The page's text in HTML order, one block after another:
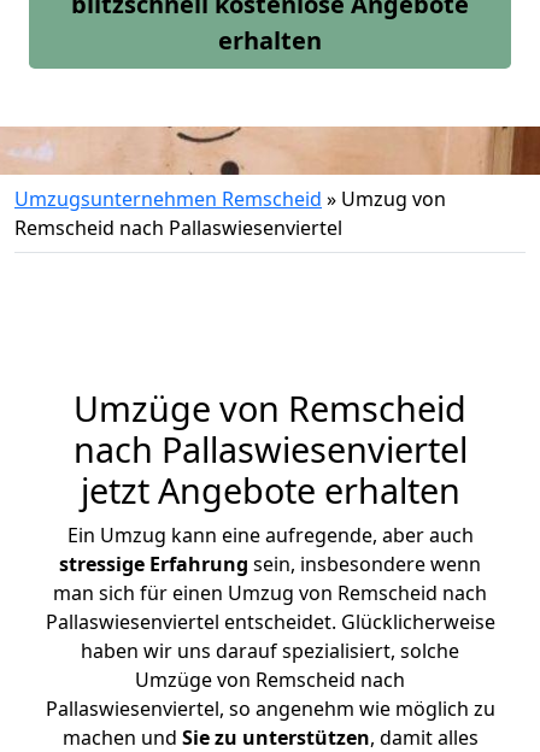
erhalten
Umzugsunternehmen Remscheid » Umzug von
Remscheid nach Pallaswiesenviertel
Umzüge von Remscheid
nach Pallaswiesenviertel
jetzt Angebote erhalten
Ein Umzug kann eine aufregende, aber auch
stressige Erfahrung sein, insbesondere wenn
man sich für einen Umzug von Remscheid nach
Pallaswiesenviertel entscheidet. Glücklicherweise
haben wir uns darauf spezialisiert, solche
Umzüge von Remscheid nach
Pallaswiesenviertel, so angenehm wie möglich zu
machen und Sie zu unterstützen, damit alles